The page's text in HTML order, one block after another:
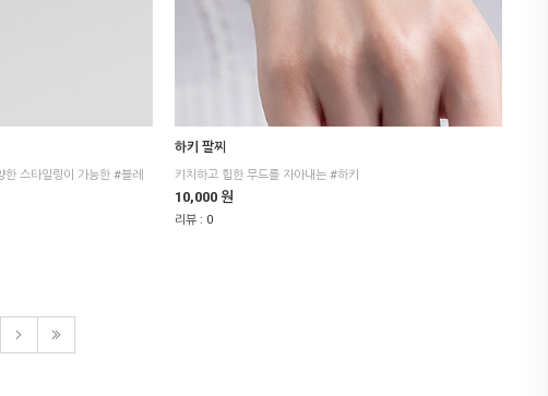
하키 팔찌
키치하고 힙한 무드를 자아내는 #하키
10,000 원
리뷰 : 0